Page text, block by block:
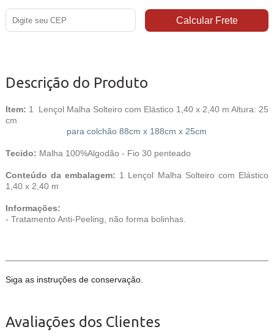
Descrição do Produto
Item: 1 Lençol Malha Solteiro com Elástico 1,40 x 2,40 m Altura: 25
cm
para colchão 88cm x 188cm x 25cm
Tecido: Malha 100%Algodão - Fio 30 penteado
Conteúdo da embalagem: 1 Lençol Malha Solteiro com Elástico
1,40 x 2,40 m
Informações:
- Tratamento Anti-Peeling, não forma bolinhas.
Siga as instruções de conservação.
Avaliações dos Clientes